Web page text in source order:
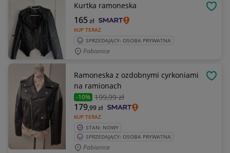
Kurtka ramoneska
KUP TERAZ
165zł
SPRZEDAJĄCY: OSOBA PRYWATNA
Pabianice
Ramoneska z ozdobnymi cyrkoniami
na ramionach
-10% 199,99 zł
KUP TERAZ
179,99zł
STAN: NOWY
SPRZEDAJĄCY: OSOBA PRYWATNA
Pabianice